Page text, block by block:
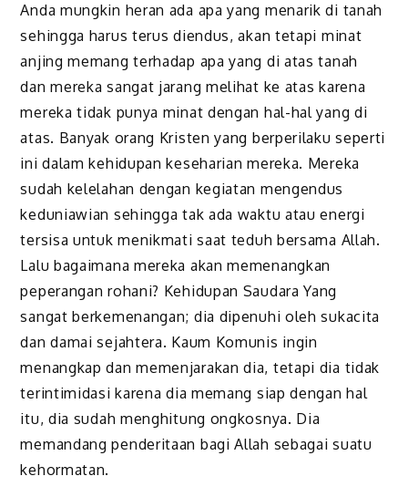
Anda mungkin heran ada apa yang menarik di tanah
sehingga harus terus diendus, akan tetapi minat
anjing memang terhadap apa yang di atas tanah
dan mereka sangat jarang melihat ke atas karena
mereka tidak punya minat dengan hal-hal yang di
atas. Banyak orang Kristen yang berperilaku seperti
ini dalam kehidupan keseharian mereka. Mereka
sudah kelelahan dengan kegiatan mengendus
keduniawian sehingga tak ada waktu atau energi
tersisa untuk menikmati saat teduh bersama Allah.
Lalu bagaimana mereka akan memenangkan
peperangan rohani? Kehidupan Saudara Yang
sangat berkemenangan; dia dipenuhi oleh sukacita
dan damai sejahtera. Kaum Komunis ingin
menangkap dan memenjarakan dia, tetapi dia tidak
terintimidasi karena dia memang siap dengan hal
itu, dia sudah menghitung ongkosnya. Dia
memandang penderitaan bagi Allah sebagai suatu
kehormatan.